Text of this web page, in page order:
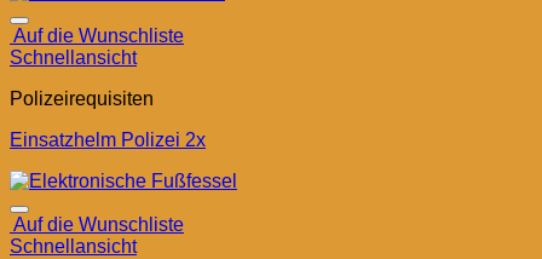
Auf die Wunschliste
Schnellansicht
Polizeirequisiten
Einsatzhelm Polizei 2x
Auf die Wunschliste
Schnellansicht